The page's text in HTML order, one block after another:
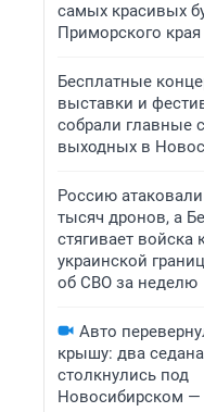
самых красивых
Приморского края
Бесплатные
выставки и
собрали главные
выходных в
Россию
тысяч дронов, а
стягивает войска
украинской
об СВО за неделю
Авто
крышу: два седана
столкнулись под
Новосибирском —